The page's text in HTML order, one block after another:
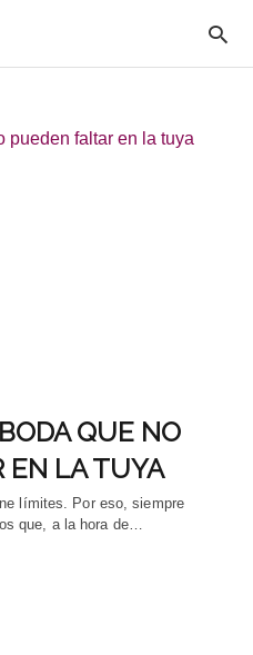
QUE NO
EN LA TUYA
límites. Por eso, siempre
que, a la hora de…